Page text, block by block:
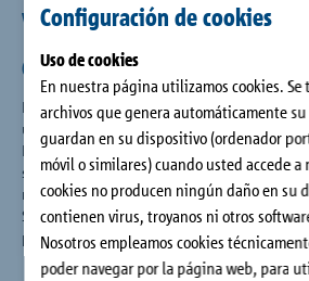
Configuración de cookies
Uso de cookies
En nuestra página utilizamos cookies.
archivos que genera automáticamente
guardan en su dispositivo (ordenador
móvil o similares) cuando usted accede a
cookies no producen ningún daño en su
contienen virus, troyanos ni otros
Nosotros empleamos cookies
poder navegar por la página web, para
Empresa
Contacto
Visión: Planificar hoy la
construcción del futuro.
Desde la fundación de la empresa,
una cultura cuyos valores siguen
En cuanto al desarrollo de innovaciones,
se busca es la fiabilidad, en los
relaciones interpersonales y en la
Sobre esa base pueden generarse
procesos tecnológicos y productos de